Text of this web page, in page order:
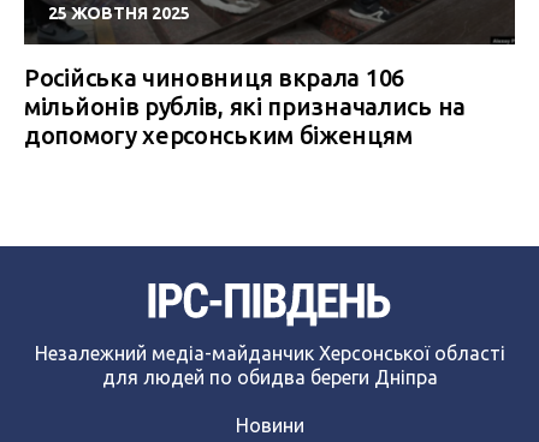
25 ЖОВТНЯ 2025
Російська чиновниця вкрала 106
мільйонів рублів, які призначались на
допомогу херсонським біженцям
Незалежний медіа-майданчик Херсонської області
для людей по обидва береги Дніпра
Новини